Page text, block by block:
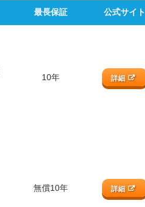
最長保証 公式サイト
10年 詳細
無償10年 詳細